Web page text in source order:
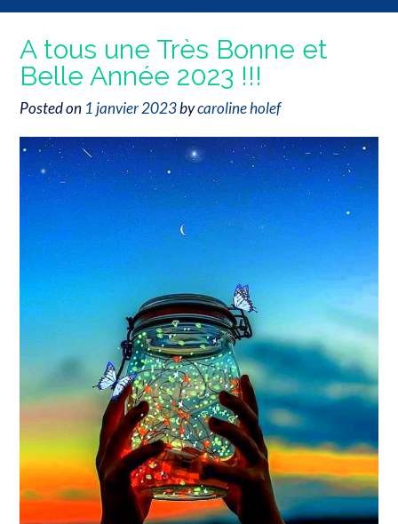
A tous une Très Bonne et
Belle Année 2023 !!!
Posted on 1 janvier 2023bycaroline holef